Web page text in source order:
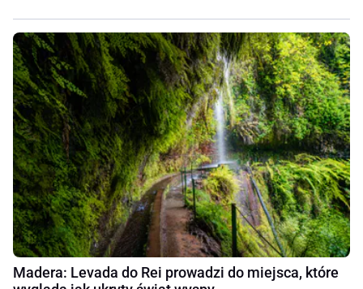
Madera: Levada do Rei prowadzi do miejsca, które